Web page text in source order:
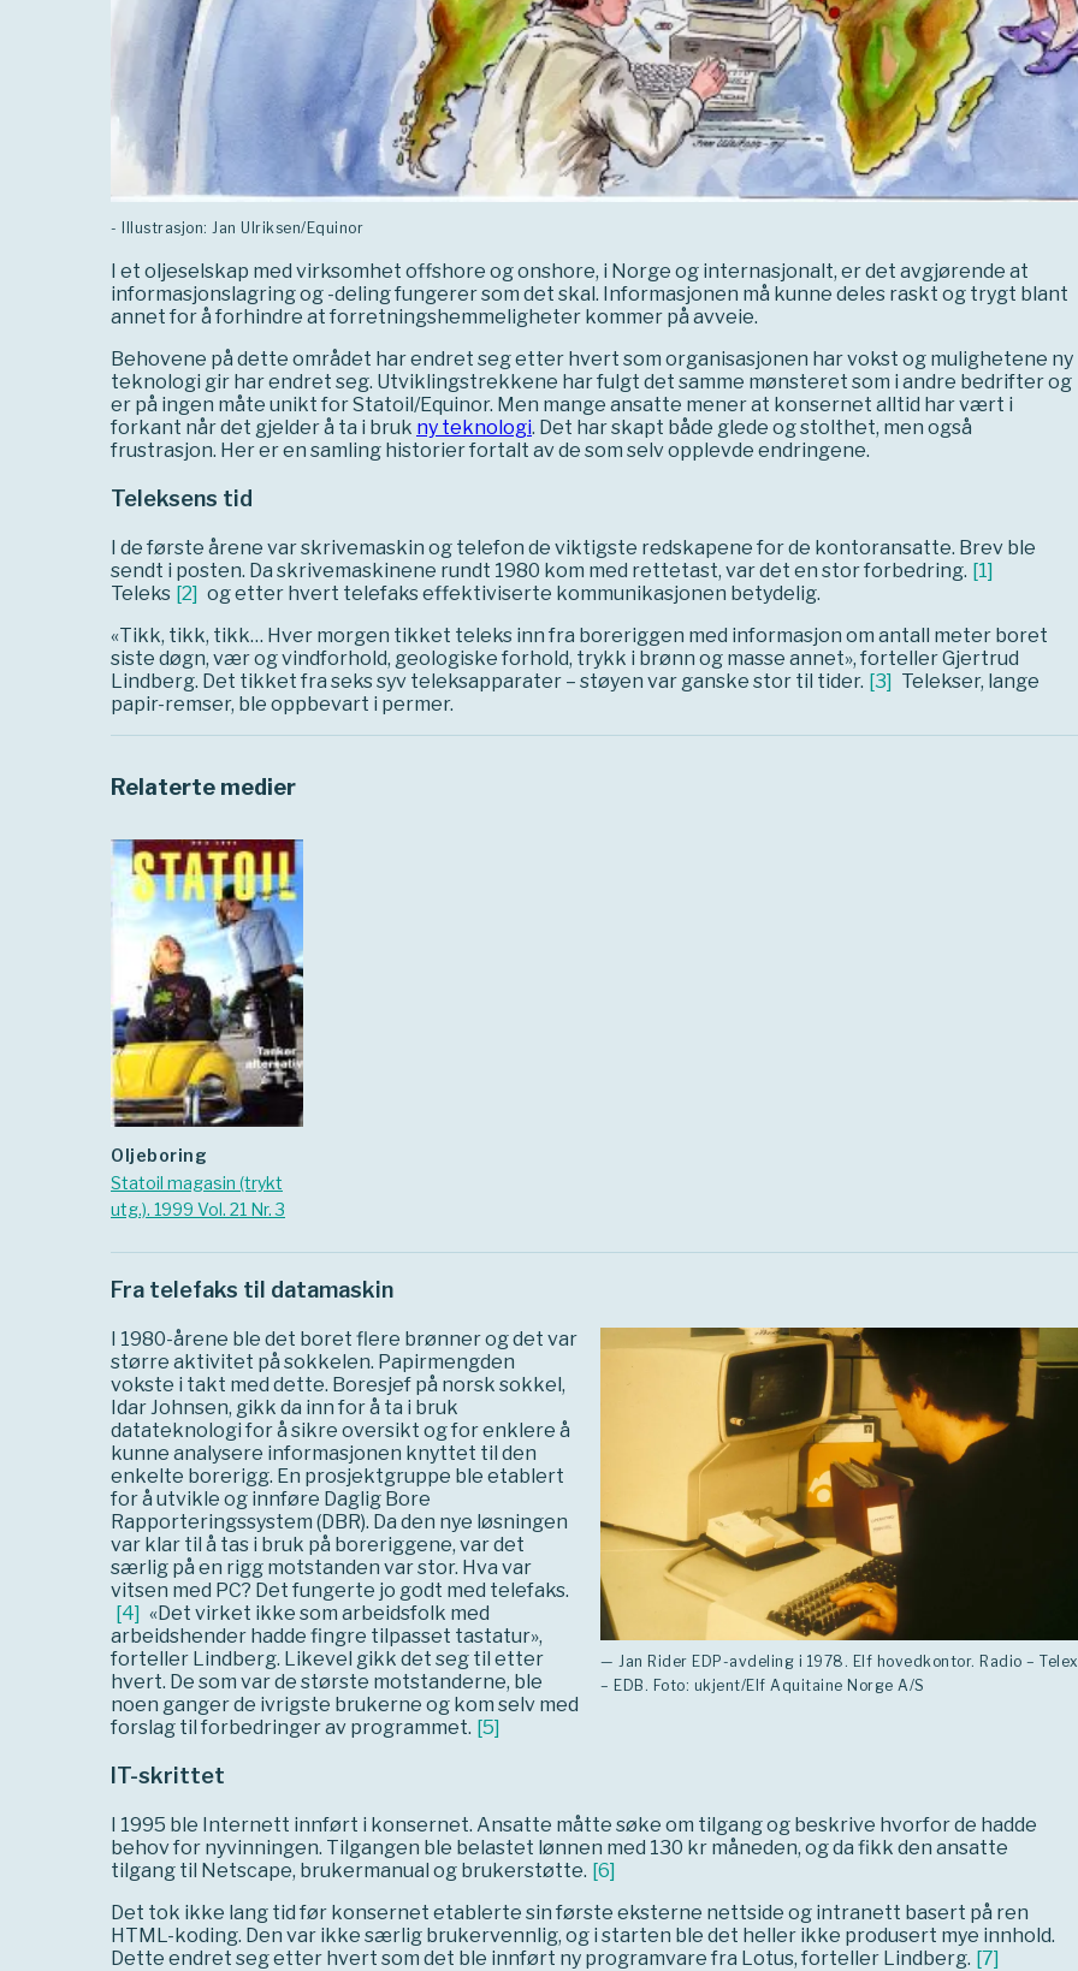
- Illustrasjon: Jan Ulriksen/Equinor
I et oljeselskap med virksomhet offshore og onshore, i Norge og internasjonalt, er det avgjørende at
informasjonslagring og -deling fungerer som det skal. Informasjonen må kunne deles raskt og trygt blant
annet for å forhindre at forretningshemmeligheter kommer på avveie.
Behovene på dette området har endret seg etter hvert som organisasjonen har vokst og mulighetene ny
teknologi gir har endret seg. Utviklingstrekkene har fulgt det samme mønsteret som i andre bedrifter og
er på ingen måte unikt for Statoil/Equinor. Men mange ansatte mener at konsernet alltid har vært i
forkant når det gjelder å ta i bruk ny teknologi. Det har skapt både glede og stolthet, men også
frustrasjon. Her er en samling historier fortalt av de som selv opplevde endringene.
Teleksens tid
I de første årene var skrivemaskin og telefon de viktigste redskapene for de kontoransatte. Brev ble
sendt i posten. Da skrivemaskinene rundt 1980 kom med rettetast, var det en stor forbedring. [1]
Teleks [2] og etter hvert telefaks effektiviserte kommunikasjonen betydelig.
«Tikk, tikk, tikk… Hver morgen tikket teleks inn fra boreriggen med informasjon om antall meter boret
siste døgn, vær og vindforhold, geologiske forhold, trykk i brønn og masse annet», forteller Gjertrud
Lindberg. Det tikket fra seks syv teleksapparater – støyen var ganske stor til tider. [3] Telekser, lange
papir-remser, ble oppbevart i permer.
Relaterte medier
Oljeboring
Statoil magasin (trykt
utg.). 1999 Vol. 21 Nr. 3
Fra telefaks til datamaskin
— Jan Rider EDP-avdeling i 1978. Elf hovedkontor. Radio – Telex
– EDB. Foto: ukjent/Elf Aquitaine Norge A/S
I 1980-årene ble det boret flere brønner og det var
større aktivitet på sokkelen. Papirmengden
vokste i takt med dette. Boresjef på norsk sokkel,
Idar Johnsen, gikk da inn for å ta i bruk
datateknologi for å sikre oversikt og for enklere å
kunne analysere informasjonen knyttet til den
enkelte borerigg. En prosjektgruppe ble etablert
for å utvikle og innføre Daglig Bore
Rapporteringssystem (DBR). Da den nye løsningen
var klar til å tas i bruk på boreriggene, var det
særlig på en rigg motstanden var stor. Hva var
vitsen med PC? Det fungerte jo godt med telefaks.
[4] «Det virket ikke som arbeidsfolk med
arbeidshender hadde fingre tilpasset tastatur»,
forteller Lindberg. Likevel gikk det seg til etter
hvert. De som var de største motstanderne, ble
noen ganger de ivrigste brukerne og kom selv med
forslag til forbedringer av programmet. [5]
IT-skrittet
I 1995 ble Internett innført i konsernet. Ansatte måtte søke om tilgang og beskrive hvorfor de hadde
behov for nyvinningen. Tilgangen ble belastet lønnen med 130 kr måneden, og da fikk den ansatte
tilgang til Netscape, brukermanual og brukerstøtte. [6]
Det tok ikke lang tid før konsernet etablerte sin første eksterne nettside og intranett basert på ren
HTML-koding. Den var ikke særlig brukervennlig, og i starten ble det heller ikke produsert mye innhold.
Dette endret seg etter hvert som det ble innført ny programvare fra Lotus, forteller Lindberg. [7]